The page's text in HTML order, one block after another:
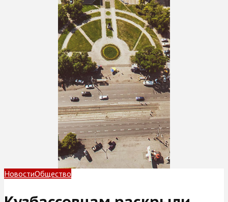
НовостиОбщество